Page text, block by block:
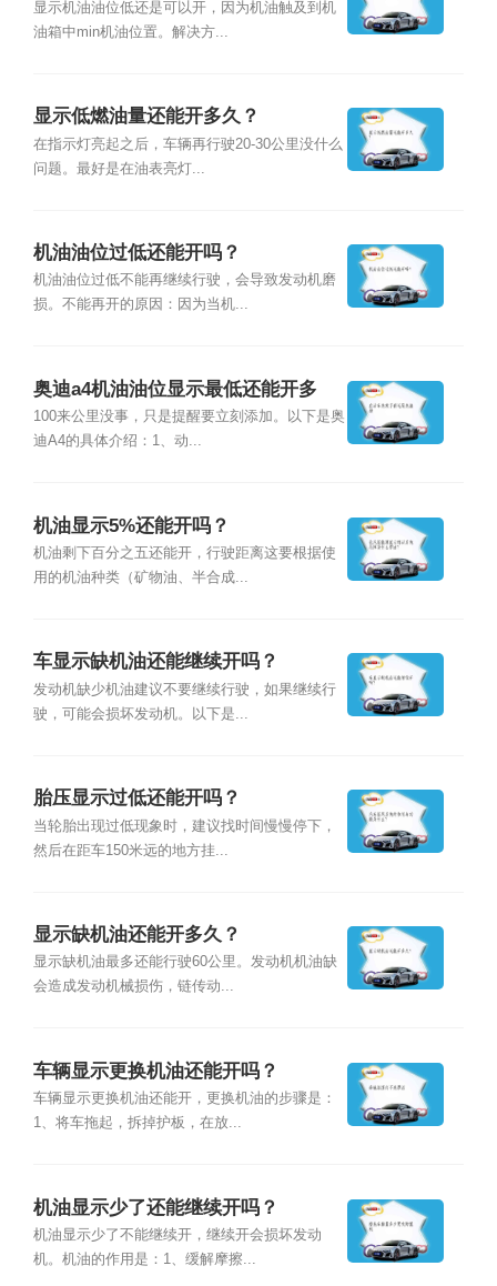
显示机油油位低还是可以开，因为机油触及到机
油箱中min机油位置。解决方...
显示低燃油量还能开多久？
在指示灯亮起之后，车辆再行驶20-30公里没什么
问题。最好是在油表亮灯...
机油油位过低还能开吗？
机油油位过低不能再继续行驶，会导致发动机磨
损。不能再开的原因：因为当机...
奥迪a4机油油位显示最低还能开多
久？
100来公里没事，只是提醒要立刻添加。以下是奥
迪A4的具体介绍：1、动...
机油显示5%还能开吗？
机油剩下百分之五还能开，行驶距离这要根据使
用的机油种类（矿物油、半合成...
车显示缺机油还能继续开吗？
发动机缺少机油建议不要继续行驶，如果继续行
驶，可能会损坏发动机。以下是...
胎压显示过低还能开吗？
当轮胎出现过低现象时，建议找时间慢慢停下，
然后在距车150米远的地方挂...
显示缺机油还能开多久？
显示缺机油最多还能行驶60公里。发动机机油缺
会造成发动机械损伤，链传动...
车辆显示更换机油还能开吗？
车辆显示更换机油还能开，更换机油的步骤是：
1、将车拖起，拆掉护板，在放...
机油显示少了还能继续开吗？
机油显示少了不能继续开，继续开会损坏发动
机。机油的作用是：1、缓解摩擦...